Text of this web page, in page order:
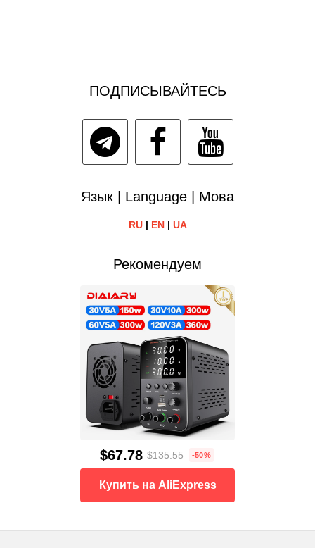
ПОДПИСЫВАЙТЕСЬ
Язык | Language | Мова
RU| EN| UA
Рекомендуем
$67.78 $135.55 -50%
Купить на AliExpress